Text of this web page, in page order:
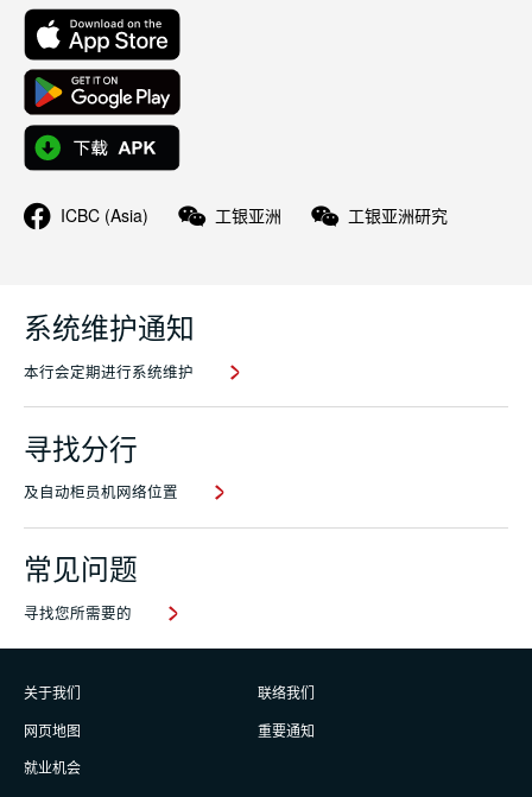
ICBC (Asia) 工银亚洲 工银亚洲研究
系统维护通知
本行会定期进行系统维护
寻找分行
及自动柜员机网络位置
常见问题
寻找您所需要的
关于我们
联络我们
网页地图
重要通知
就业机会